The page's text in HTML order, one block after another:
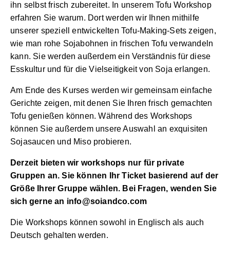
ihn selbst frisch zubereitet. In unserem Tofu Workshop
erfahren Sie warum. Dort werden wir Ihnen mithilfe
unserer speziell entwickelten Tofu-Making-Sets zeigen,
wie man rohe Sojabohnen in frischen Tofu verwandeln
kann. Sie werden außerdem ein Verständnis für diese
Esskultur und für die Vielseitigkeit von Soja erlangen.
Am Ende des Kurses werden wir gemeinsam einfache
Gerichte zeigen, mit denen Sie Ihren frisch gemachten
Tofu genießen können. Während des Workshops
können Sie außerdem unsere Auswahl an exquisiten
Sojasaucen und Miso probieren.
Derzeit bieten wir workshops nur für private
Gruppen an. Sie können Ihr Ticket basierend auf der
Größe Ihrer Gruppe wählen. Bei Fragen, wenden Sie
sich gerne an info@soiandco.com
Die Workshops können sowohl in Englisch als auch
Deutsch gehalten werden.